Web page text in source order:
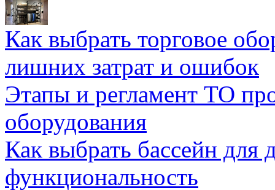
Как выбрать торговое
лишних затрат и ошибок
Этапы и регламент ТО
оборудования
Как выбрать бассейн для
функциональность